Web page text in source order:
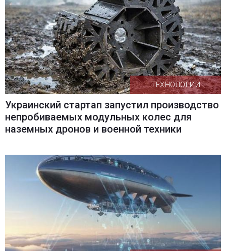
ТЕХНОЛОГИИ
Украинский стартап запустил производство
непробиваемых модульных колес для
наземных дронов и военной техники